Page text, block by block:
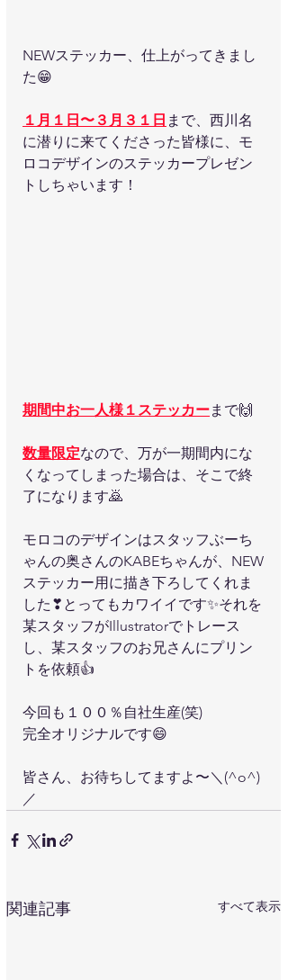
NEWステッカー、仕上がってきまし
た😁
１月１日〜３月３１日 まで、西川名
に潜りに来てくださった皆様に、モ
ロコデザインのステッカープレゼン
トしちゃいます！
期間中お一人様１ステッカーまで🙌
数量限定なので、万が一期間内にな
くなってしまった場合は、そこで終
了になります🙇
モロコのデザインはスタッフぶーち
ゃんの奥さんのKABEちゃんが、NEW
ステッカー用に描き下ろしてくれま
した❣とってもカワイイです✨それを
某スタッフがIllustratorでトレース
し、某スタッフのお兄さんにプリン
トを依頼👍
今回も１００％自社生産(笑)
完全オリジナルです😄
皆さん、お待ちしてますよ〜＼(^o^)
／
関連記事 すべて表示